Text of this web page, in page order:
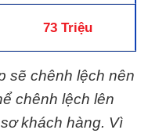
73 Triệu
sẽ chênh lệch nên
chênh lệch lên
khách hàng. Vì